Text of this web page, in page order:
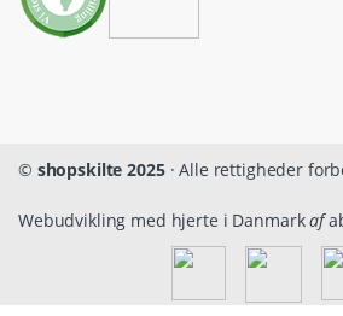
© shopskilte 2025· Alle rettigheder
Webudvikling med hjerte i Danmarkaf